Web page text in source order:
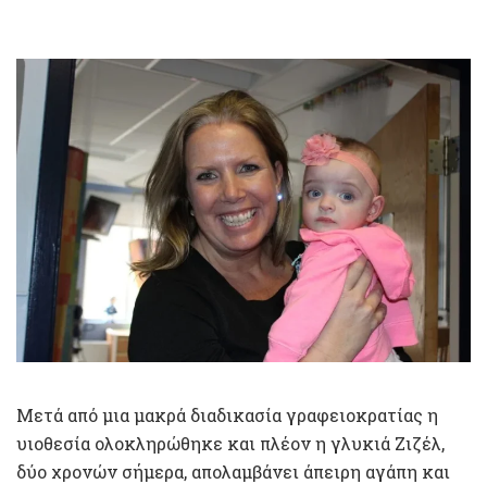
Μετά από μια μακρά διαδικασία γραφειοκρατίας η
υιοθεσία ολοκληρώθηκε και πλέον η γλυκιά Ζιζέλ,
δύο χρονών σήμερα, απολαμβάνει άπειρη αγάπη και